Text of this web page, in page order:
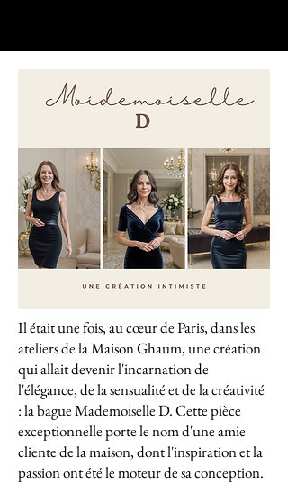
Il était une fois, au cœur de Paris, dans les
ateliers de la Maison Ghaum, une création
qui allait devenir l'incarnation de
l'élégance, de la sensualité et de la créativité
: la bague Mademoiselle D. Cette pièce
exceptionnelle porte le nom d'une amie
cliente de la maison, dont l'inspiration et la
passion ont été le moteur de sa conception.